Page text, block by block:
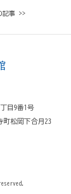
記事 >>
目9番1号
町松岡下合月23